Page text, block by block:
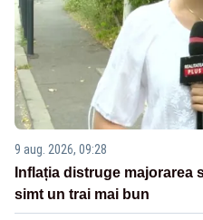
9 aug. 2026, 09:28
Inflația distruge majorarea
simt un trai mai bun